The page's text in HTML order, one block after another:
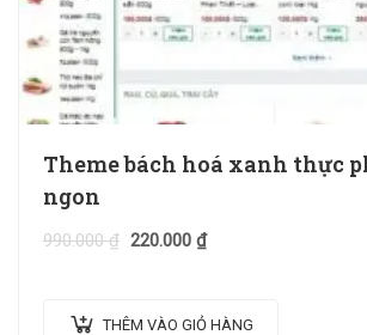
Theme bách hoá xanh thực
ngon
990.000₫ 220.000 ₫
THÊM VÀO GIỎ HÀNG